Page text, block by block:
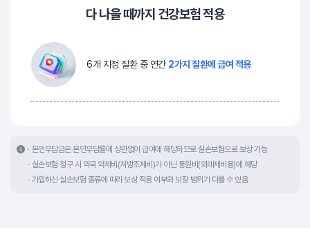
다 나을 때까지 건강보험 적용
6개 지정 질환 중 연간 2가지 질환에 급여 적용
본인부담금은 본인부담률에 상관없이 급여에 해당하므로 실손보험으로 보상 가능
실손보험 청구 시 약국 약제비(처방조제비)가 아닌 통원비(외래제비용)에 해당
가입하신 실손보험 종류에 따라 보상 적용 여부와 보장 범위가 다를 수 있음